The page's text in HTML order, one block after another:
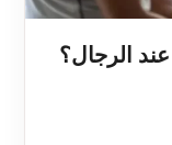
الرجال؟